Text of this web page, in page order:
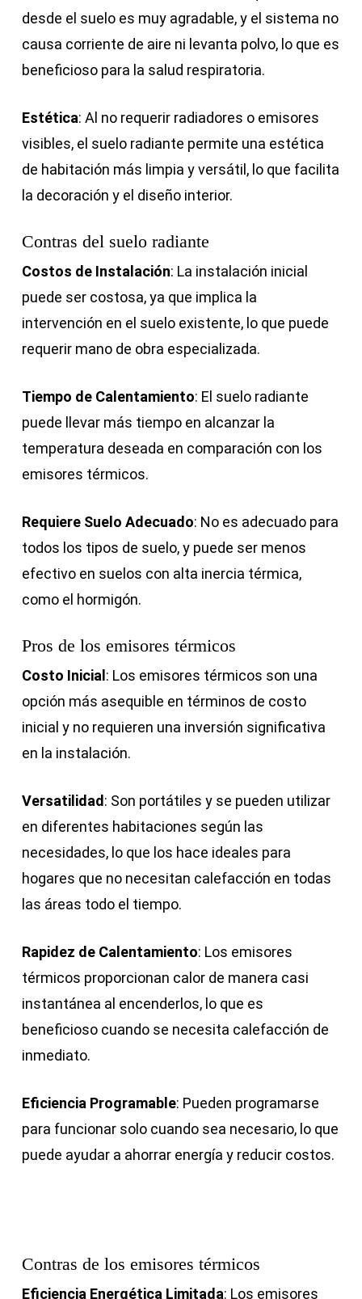
desde el suelo es muy agradable, y el sistema no
causa corriente de aire ni levanta polvo, lo que es
beneficioso para la salud respiratoria.
Estética: Al no requerir radiadores o emisores
visibles, el suelo radiante permite una estética
de habitación más limpia y versátil, lo que facilita
la decoración y el diseño interior.
Contras del suelo radiante
Costos de Instalación: La instalación inicial
puede ser costosa, ya que implica la
intervención en el suelo existente, lo que puede
requerir mano de obra especializada.
Tiempo de Calentamiento: El suelo radiante
puede llevar más tiempo en alcanzar la
temperatura deseada en comparación con los
emisores térmicos.
Requiere Suelo Adecuado: No es adecuado para
todos los tipos de suelo, y puede ser menos
efectivo en suelos con alta inercia térmica,
como el hormigón.
Pros de los emisores térmicos
Costo Inicial : Los emisores térmicos son una
opción más asequible en términos de costo
inicial y no requieren una inversión significativa
en la instalación.
Versatilidad : Son portátiles y se pueden utilizar
en diferentes habitaciones según las
necesidades, lo que los hace ideales para
hogares que no necesitan calefacción en todas
las áreas todo el tiempo.
Rapidez de Calentamiento: Los emisores
térmicos proporcionan calor de manera casi
instantánea al encenderlos, lo que es
beneficioso cuando se necesita calefacción de
inmediato.
Eficiencia Programable: Pueden programarse
para funcionar solo cuando sea necesario, lo que
puede ayudar a ahorrar energía y reducir costos.
Contras de los emisores térmicos
Eficiencia Energética Limitada: Los emisores